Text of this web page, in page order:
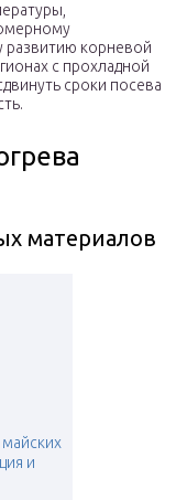
развитию корневой
с прохладной
сроки посева
материалов
и